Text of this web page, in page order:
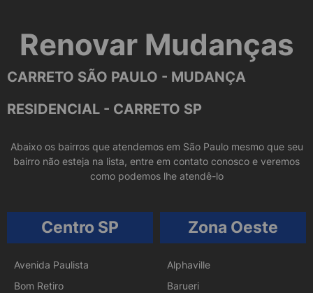
Renovar Mudanças
CARRETO SÃO PAULO - MUDANÇA
RESIDENCIAL - CARRETO SP
Abaixo os bairros que atendemos em São Paulo mesmo que seu
bairro não esteja na lista, entre em contato conosco e veremos
como podemos lhe atendê-lo
Centro SP
Avenida Paulista
Bom Retiro
Zona Oeste
Alphaville
Barueri